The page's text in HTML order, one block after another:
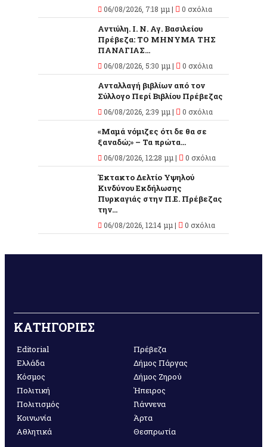
06/08/2026, 7:18 μμ | 0 σχόλια
Αντιύλη. Ι. Ν. Αγ. Βασιλείου
Πρέβεζα: ΤΟ ΜΗΝΥΜΑ ΤΗΣ
ΠΑΝΑΓΙΑΣ...
06/08/2026, 5:30 μμ | 0 σχόλια
Ανταλλαγή βιβλίων από τον
Σύλλογο Περί Βιβλίου Πρέβεζας
06/08/2026, 2:39 μμ | 0 σχόλια
«Μαμά νόμιζες ότι δε θα σε
ξαναδώ;» – Τα πρώτα...
06/08/2026, 12:28 μμ | 0 σχόλια
Έκτακτο Δελτίο Υψηλού
Κινδύνου Εκδήλωσης
Πυρκαγιάς στην Π.Ε. Πρέβεζας
την...
06/08/2026, 12:14 μμ | 0 σχόλια
ΚΑΤΗΓΟΡΙΕΣ
Editorial
Ελλάδα
Κόσμος
Πολιτική
Πολιτισμός
Κοινωνία
Αθλητικά
Πρέβεζα
Δήμος Πάργας
Δήμος Ζηρού
Ήπειρος
Γιάννενα
Άρτα
Θεσπρωτία